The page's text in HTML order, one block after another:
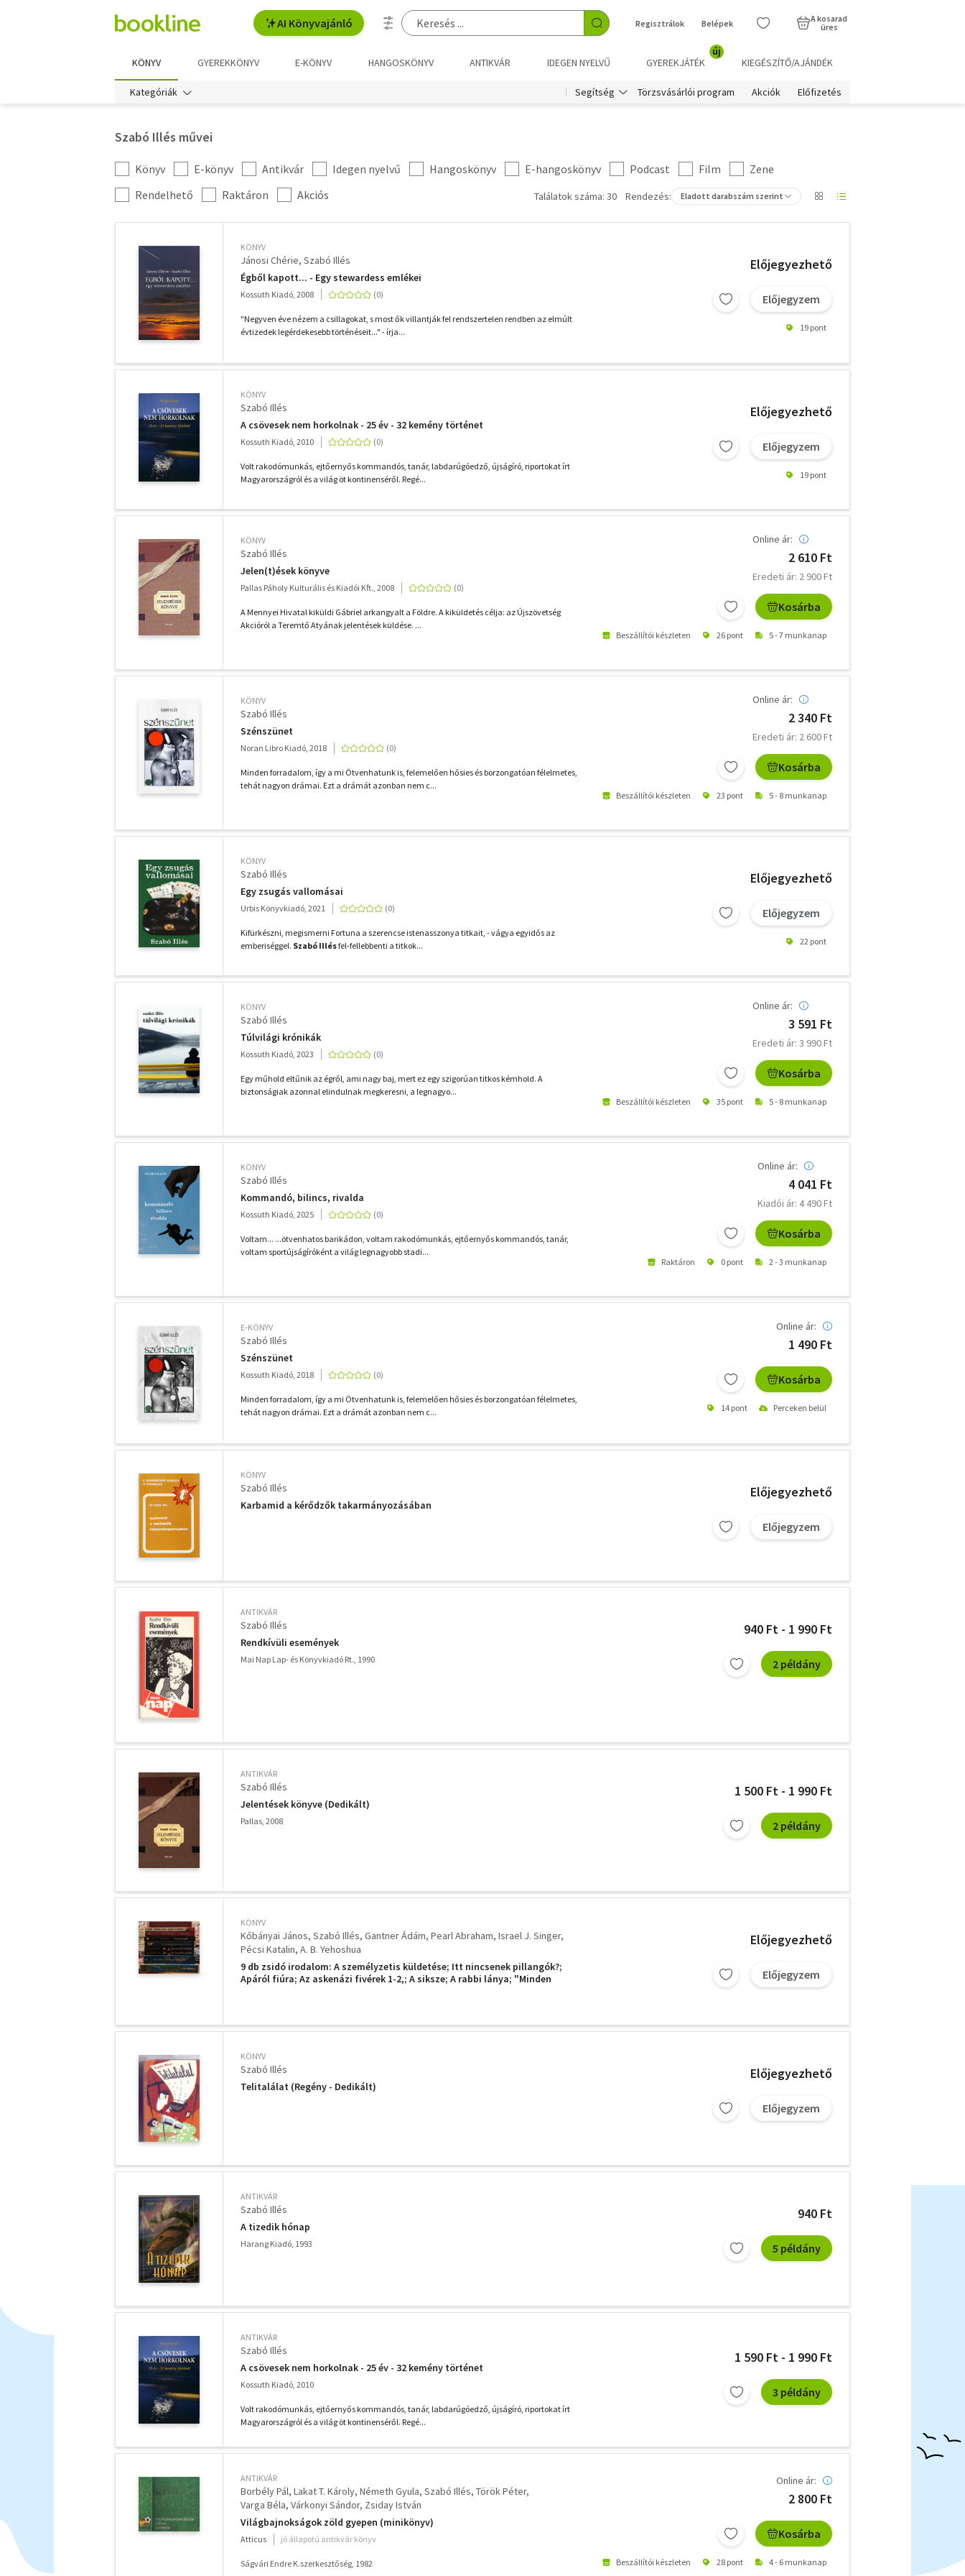
AI Könyvajánló Regisztrálok Belépek
A kosarad
üres
KÖNYV GYEREKKÖNYV E-KÖNYV HANGOSKÖNYV ANTIKVÁR IDEGEN NYELVŰ GYEREKJÁTÉK
új
KIEGÉSZÍTŐ/AJÁNDÉK
Kategóriák Segítség Törzsvásárlói program Akciók Előfizetés
Szabó Illés művei
Kategória
szűrés
Könyv E-könyv Antikvár Idegen nyelvű Hangoskönyv E-hangoskönyv Podcast Film
Zene
További
szűrők
Rendelhető Raktáron Akciós Találatok száma: 30 Rendezés: Eladott darabszám szerint
KÖNYV
Jánosi Chérie Szabó Illés
Égből kapott... - Egy stewardess emlékei
Kossuth Kiadó, 2008
"Negyven éve nézem a csillagokat, s most ők villantják fel rendszertelen rendben az elmúlt
évtizedek legérdekesebb történéseit..." - írja...
Előjegyezhető
Előjegyzem
19 pont
KÖNYV
Szabó Illés
A csövesek nem horkolnak - 25 év - 32 kemény történet
Kossuth Kiadó, 2010
Volt rakodómunkás, ejtőernyős kommandós, tanár, labdarúgóedző, újságíró, riportokat írt
Magyarországról és a világ öt kontinenséről. Regé...
Előjegyezhető
Előjegyzem
19 pont
KÖNYV
Szabó Illés
Jelen(t)ések könyve
Pallas Páholy Kulturális és Kiadói Kft., 2008
A Mennyei Hivatal kiküldi Gábriel arkangyalt a Földre. A kiküldetés célja: az Újszövetség
Akcióról a Teremtő Atyának jelentések küldése. ...
Online ár:
2 610 Ft
Eredeti ár: 2 900 Ft
Kosárba
Beszállítói készleten 26 pont 5 - 7 munkanap
KÖNYV
Szabó Illés
Szénszünet
Noran Libro Kiadó, 2018
Minden forradalom, így a mi Ötvenhatunk is, felemelően hősies és borzongatóan félelmetes,
tehát nagyon drámai. Ezt a drámát azonban nem c...
Online ár:
2 340 Ft
Eredeti ár: 2 600 Ft
Kosárba
Beszállítói készleten 23 pont 5 - 8 munkanap
KÖNYV
Szabó Illés
Egy zsugás vallomásai
Urbis Könyvkiadó, 2021
Kifürkészni, megismerni Fortuna a szerencse istenasszonya titkait, - vágya egyidős az
emberiséggel. Szabó Illésfel-fellebbenti a titkok...
Előjegyezhető
Előjegyzem
22 pont
KÖNYV
Szabó Illés
Túlvilági krónikák
Kossuth Kiadó, 2023
Egy műhold eltűnik az égről, ami nagy baj, mert ez egy szigorúan titkos kémhold. A
biztonságiak azonnal elindulnak megkeresni, a legnagyo...
Online ár:
3 591 Ft
Eredeti ár: 3 990 Ft
Kosárba
Beszállítói készleten 35 pont 5 - 8 munkanap
KÖNYV
Szabó Illés
Kommandó, bilincs, rivalda
Kossuth Kiadó, 2025
Voltam... ...ötvenhatos barikádon, voltam rakodómunkás, ejtőernyős kommandós, tanár,
voltam sportújságíróként a világ legnagyobb stadi...
Online ár:
4 041 Ft
Kiadói ár: 4 490 Ft
Kosárba
Raktáron 0 pont 2 - 3 munkanap
E-KÖNYV
Szabó Illés
Szénszünet
Kossuth Kiadó, 2018
Minden forradalom, így a mi Ötvenhatunk is, felemelően hősies és borzongatóan félelmetes,
tehát nagyon drámai. Ezt a drámát azonban nem c...
Online ár:
1 490 Ft
Kosárba
14 pont Perceken belül
KÖNYV
Szabó Illés
Karbamid a kérődzők takarmányozásában
Előjegyezhető
Előjegyzem
ANTIKVÁR
Szabó Illés
Rendkívüli események
Mai Nap Lap- és Könyvkiadó Rt., 1990
940 Ft - 1 990 Ft
2 példány
ANTIKVÁR
Szabó Illés
Jelentések könyve (Dedikált)
Pallas, 2008
1 500 Ft - 1 990 Ft
2 példány
KÖNYV
Kőbányai János Szabó Illés Gantner Ádám Pearl Abraham Israel J. Singer
Pécsi Katalin A. B. Yehoshua
9 db zsidó irodalom: A személyzetis küldetése; Itt nincsenek pillangók?;
Apáról fiúra; Az askenázi fivérek 1-2,; A siksze; A rabbi lánya; "Minden
Előjegyezhető
Előjegyzem
KÖNYV
Szabó Illés
Telitalálat (Regény - Dedikált)
Előjegyezhető
Előjegyzem
ANTIKVÁR
Szabó Illés
A tizedik hónap
Harang Kiadó, 1993
940 Ft
5 példány
ANTIKVÁR
Szabó Illés
A csövesek nem horkolnak - 25 év - 32 kemény történet
Kossuth Kiadó, 2010
Volt rakodómunkás, ejtőernyős kommandós, tanár, labdarúgóedző, újságíró, riportokat írt
Magyarországról és a világ öt kontinenséről. Regé...
1 590 Ft - 1 990 Ft
3 példány
ANTIKVÁR
Borbély Pál Lakat T. Károly Németh Gyula Szabó Illés Török Péter
Varga Béla Várkonyi Sándor Zsiday István
Világbajnokságok zöld gyepen (minikönyv)
Atticus jó állapotú antikvár könyv
Ságvári Endre K.szerkesztőség, 1982
Online ár:
2 800 Ft
Kosárba
Beszállítói készleten 28 pont 4 - 6 munkanap